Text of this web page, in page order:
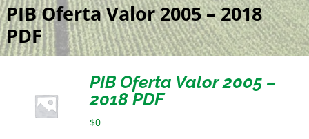
PIB Oferta Valor 2005 – 2018
PDF
PIB Oferta Valor 2005 –
2018 PDF
$0